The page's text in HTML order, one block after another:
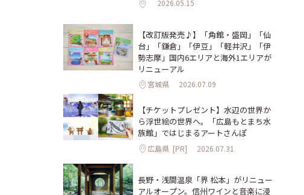
2026.05.15
【改訂版発売♪】「角館・盛岡」「仙
台」「鎌倉」「伊豆」「軽井沢」「伊
勢志摩」国内6エリアと海外1エリアが
リニューアル
宮城県 2026.07.09
【チケットプレゼント】水辺の世界か
ら浮世絵の世界へ。「広島もとまち水
族館」ではじまるアートさんぽ
広島県 [PR] 2026.07.31
長野・浅間温泉「界 松本」がリニュー
アルオープン。信州ワインと音楽に浸